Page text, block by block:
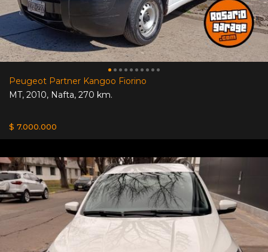
Peugeot Partner Kangoo Fiorino
MT, 2010, Nafta, 270 km.
$ 7.000.000